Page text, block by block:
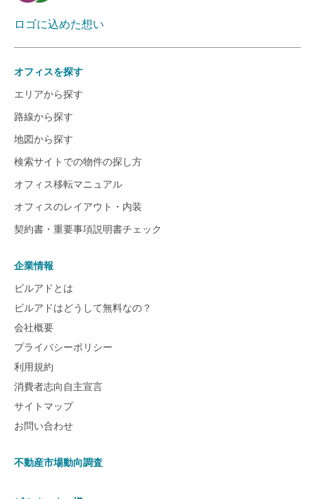
ロゴに込めた想い
オフィスを探す
エリアから探す
路線から探す
地図から探す
検索サイトでの物件の探し方
オフィス移転マニュアル
オフィスのレイアウト・内装
契約書・重要事項説明書チェック
企業情報
ビルアドとは
ビルアドはどうして無料なの？
会社概要
プライバシーポリシー
利用規約
消費者志向自主宣言
サイトマップ
お問い合わせ
不動産市場動向調査